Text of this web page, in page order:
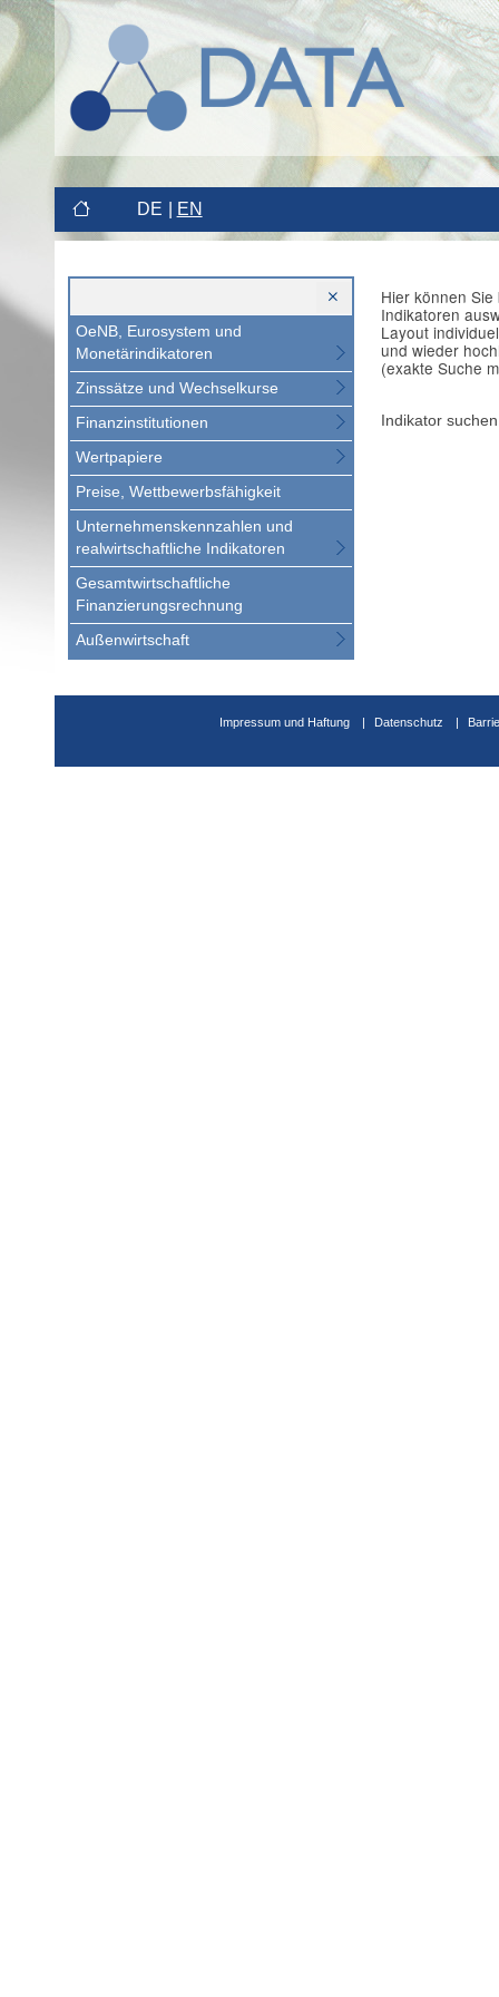
DE EN
OeNB, Eurosystem und
Monetärindikatoren
Zinssätze und Wechselkurse
Finanzinstitutionen
Wertpapiere
Preise, Wettbewerbsfähigkeit
Unternehmenskennzahlen und
realwirtschaftliche Indikatoren
Gesamtwirtschaftliche
Finanzierungsrechnung
Außenwirtschaft
Hier können
Indikatoren
Layout
und wieder
(exakte Suche
Indikator suchen
Impressum und Haftung Datenschutz